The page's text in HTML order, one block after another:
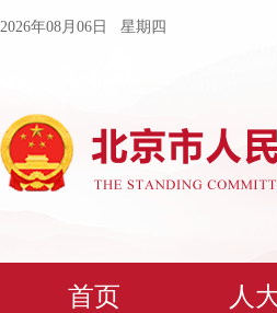
2026年08月06日 星期四
首页 人